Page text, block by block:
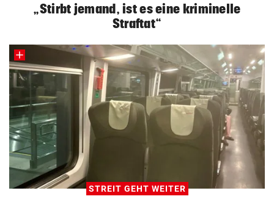
„Stirbt jemand, ist es eine kriminelle
Straftat“
STREIT GEHT WEITER